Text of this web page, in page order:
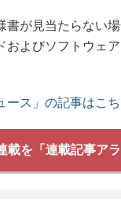
が見当たらない
およびソフトウェ
ス」の記事はこち
載を「連載記事ア